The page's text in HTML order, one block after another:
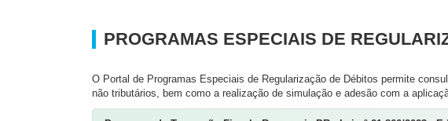
PROGRAMAS ESPECIAIS DE
O Portal de Programas Especiais de Regularização de Débitos permite
não tributários, bem como a realização de simulação e adesão com a